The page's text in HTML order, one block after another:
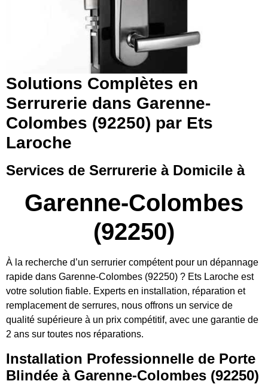
Solutions Complètes en
Serrurerie dans Garenne-
Colombes (92250) par Ets
Laroche
Services de Serrurerie à Domicile à
Garenne-Colombes
(92250)
À la recherche d’un serrurier compétent pour un dépannage
rapide dans Garenne-Colombes (92250) ? Ets Laroche est
votre solution fiable. Experts en installation, réparation et
remplacement de serrures, nous offrons un service de
qualité supérieure à un prix compétitif, avec une garantie de
2 ans sur toutes nos réparations.
Installation Professionnelle de Porte
Blindée à Garenne-Colombes (92250)